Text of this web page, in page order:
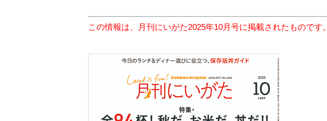
この情報は、月刊にいがた2025年10月号に掲載されたものです。